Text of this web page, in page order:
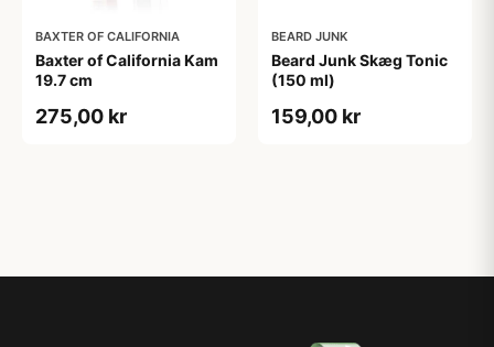
BAXTER OF CALIFORNIA
Baxter of California Kam
19.7 cm
275,00 kr
BEARD JUNK
Beard Junk Skæg Tonic
(150 ml)
159,00 kr